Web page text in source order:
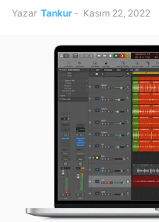
Yazar Tankur - Kasım 22, 2022